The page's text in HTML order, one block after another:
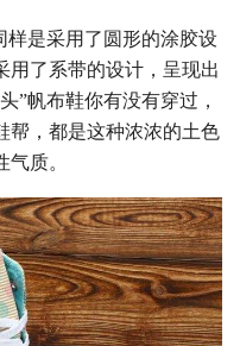
样是采用了圆形的涂胶设
用了系带的设计，呈现出
”帆布鞋你有没有穿过，
帮，都是这种浓浓的土色
质。